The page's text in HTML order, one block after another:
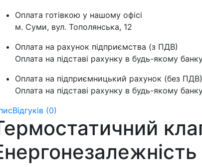
Оплата готівкою у нашому офісі
м. Суми, вул. Тополянська, 12
Оплата на рахунок підприємства (з ПДВ)
Оплата на підставі рахунку в будь-якому
Оплата на підприємницький рахунок (без ПДВ)
Оплата на підставі рахунку в будь-якому
Відгуків (0)